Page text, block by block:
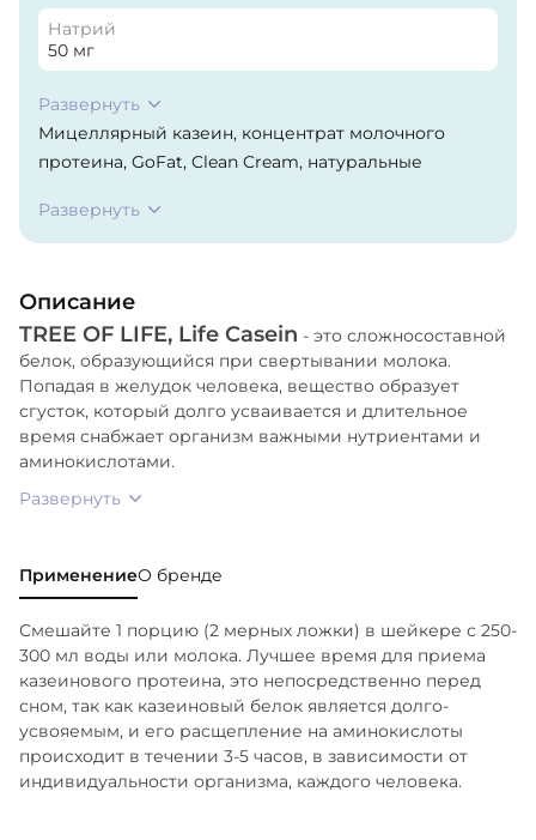
Натрий
50 мг
Развернуть
Мицеллярный казеин, концентрат молочного
протеина, GoFat, Clean Cream, натуральные
Развернуть
Описание
TREE OF LIFE, Life Casein - это сложносоставной
белок, образующийся при свертывании молока.
Попадая в желудок человека, вещество образует
сгусток, который долго усваивается и длительное
время снабжает организм важными нутриентами и
аминокислотами.
Развернуть
ПрименениеО бренде
Смешайте 1 порцию (2 мерных ложки) в шейкере с 250-
300 мл воды или молока. Лучшее время для приема
казеинового протеина, это непосредственно перед
сном, так как казеиновый белок является долго-
усвояемым, и его расщепление на аминокислоты
происходит в течении 3-5 часов, в зависимости от
индивидуальности организма, каждого человека.